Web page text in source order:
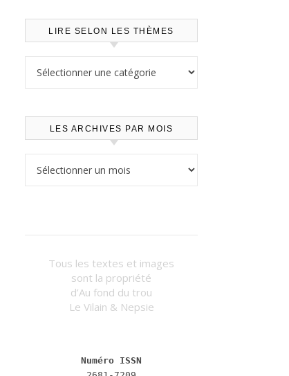
LIRE SELON LES THÈMES
LES ARCHIVES PAR MOIS
Tous les textes et images
sont la propriété
d’Au fond du trou
Le Vilain & Nepsie
Numéro ISSN